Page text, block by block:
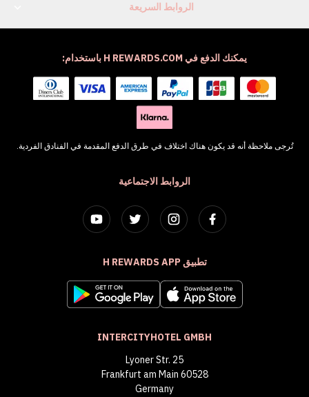
الروابط السريعة
الروابط الاجتماعية
تطبيق H REWARDS APP
INTERCITYHOTEL GMBH
Lyoner Str. 25
60528 Frankfurt am Main
Germany
يمكنك الدفع في H REWARDS.COM باستخدام:
تُرجى ملاحظة أنه قد يكون هناك اختلاف في طرق الدفع المقدمة في الفنادق الفردية.